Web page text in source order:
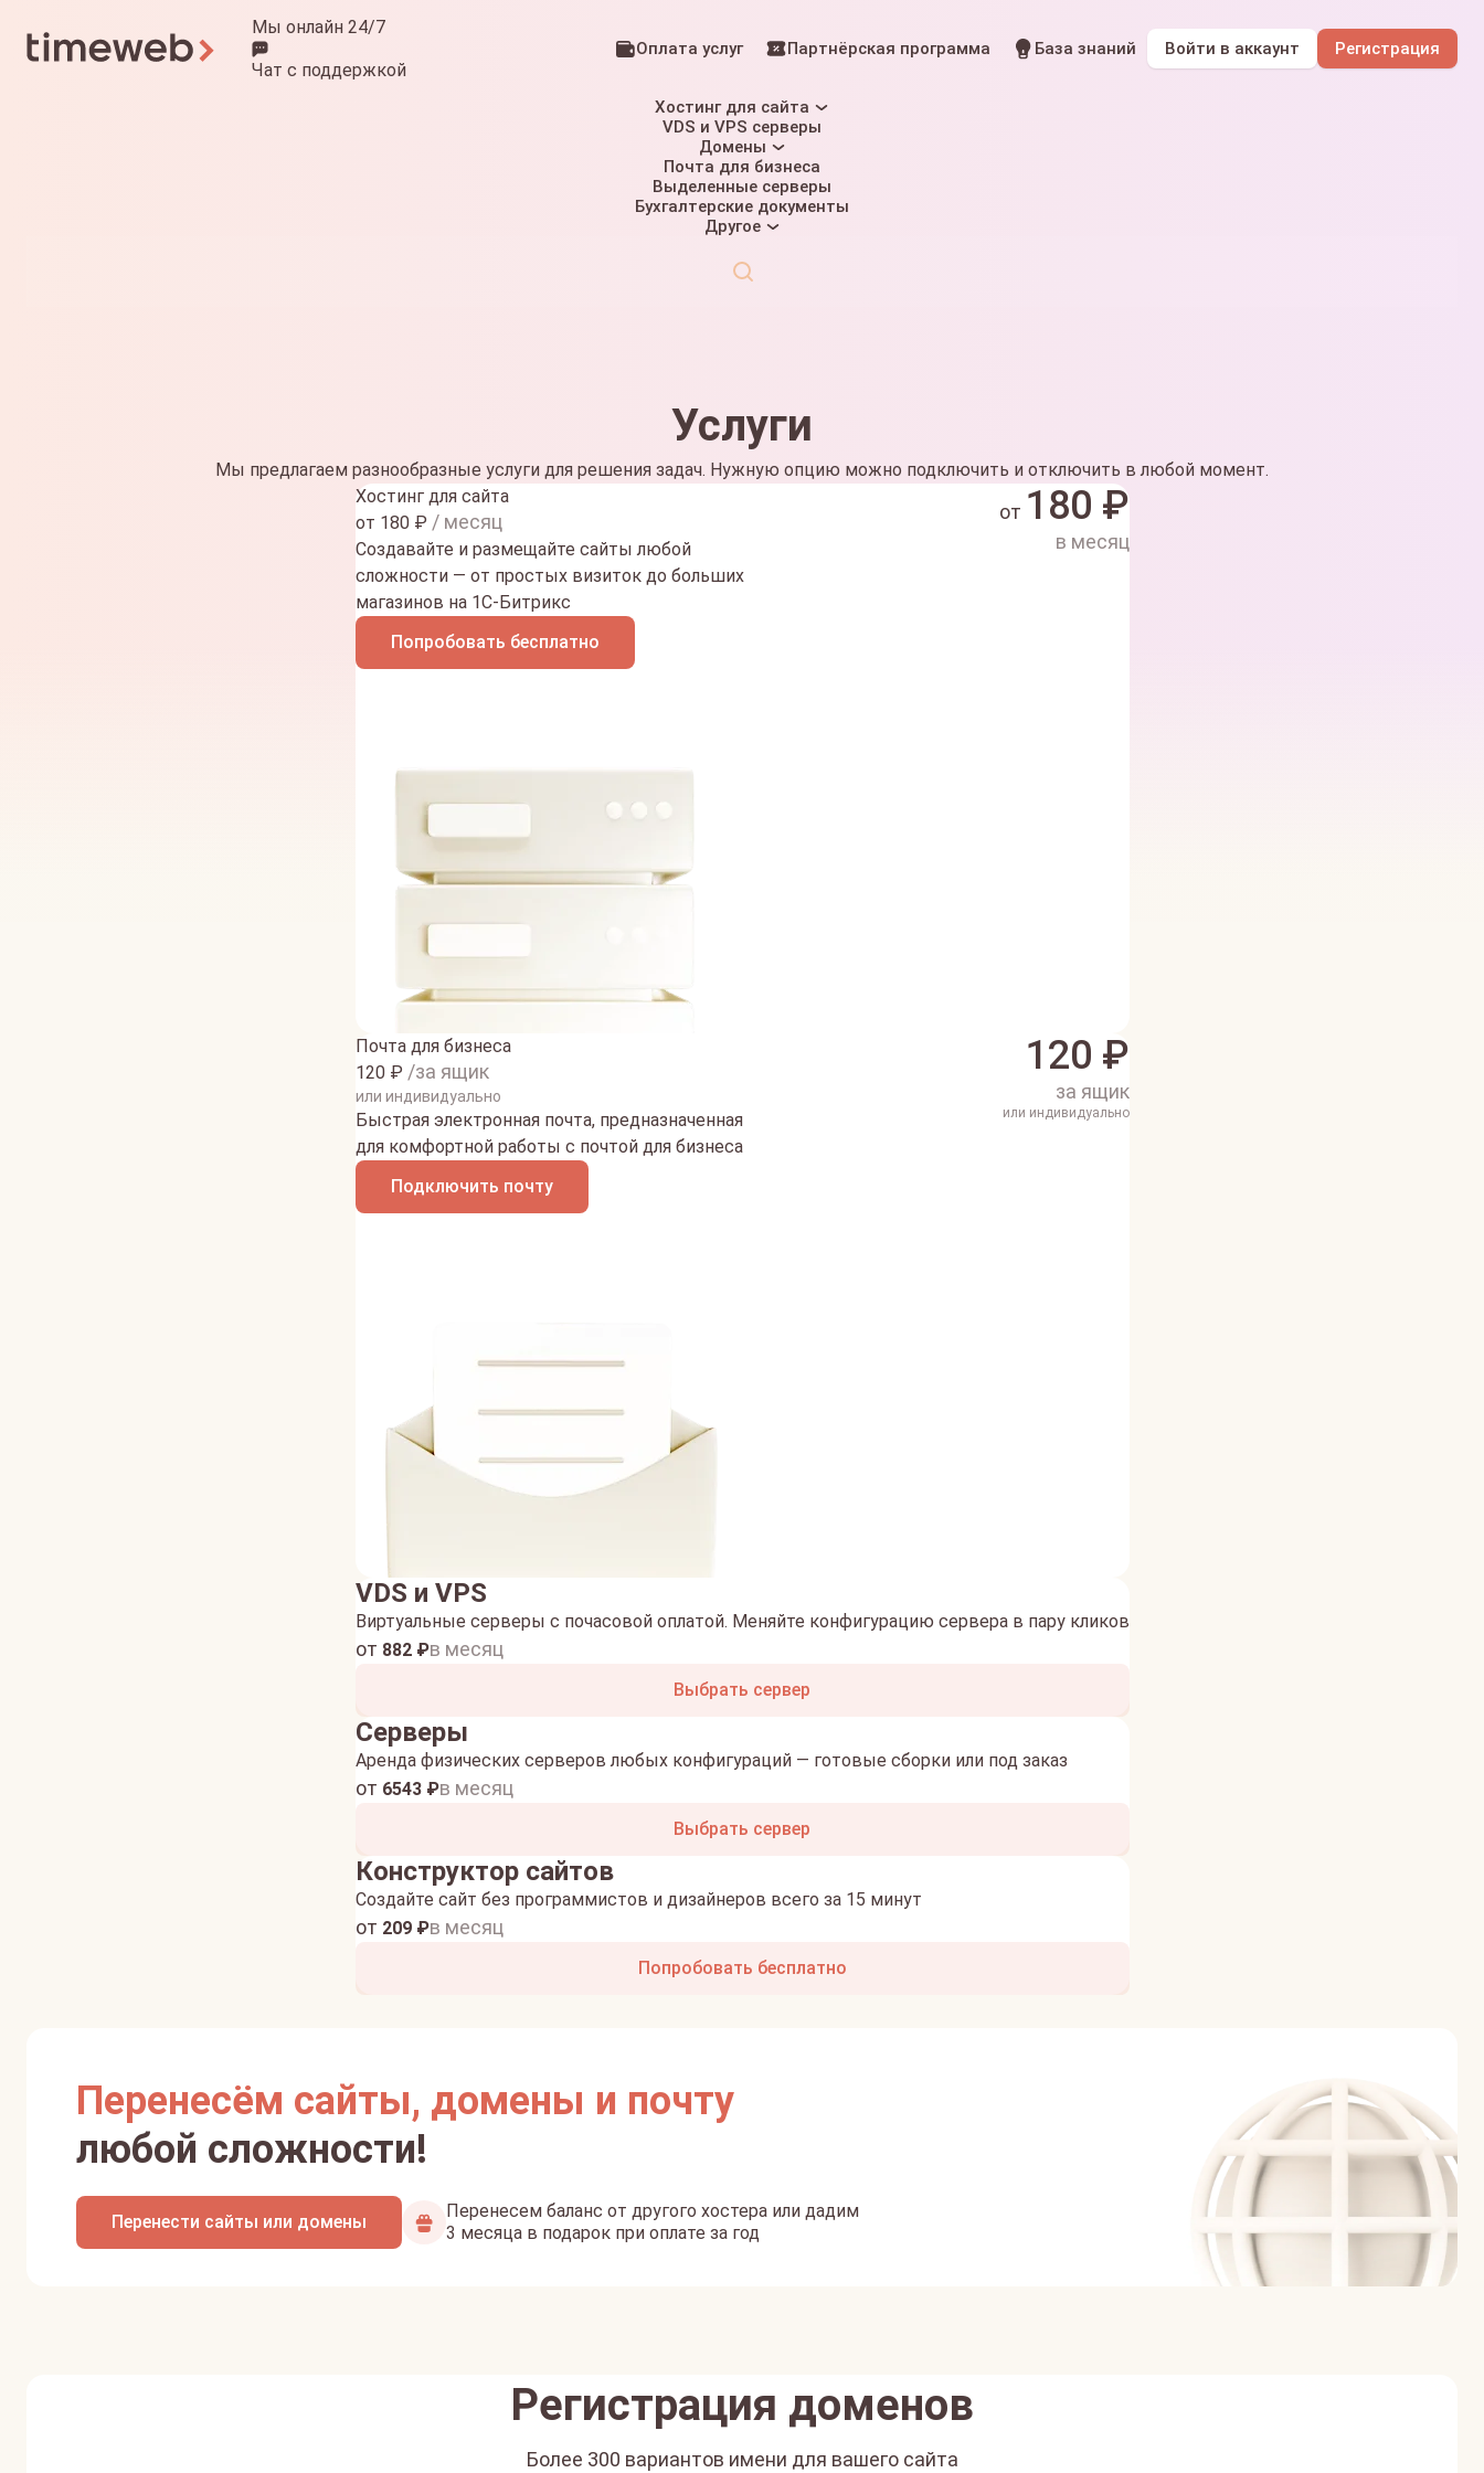
Мы онлайн 24/7
Чат с поддержкой
Оплата услуг Партнёрская программа База знаний Войти в аккаунт Регистрация
Хостинг для сайта
VDS и VPS серверы
Домены
Почта для бизнеса
Выделенные серверы
Бухгалтерские документы
Другое
Услуги
Мы предлагаем разнообразные услуги для решения задач. Нужную опцию можно подключить и отключить в любой момент.
Хостинг для сайта
от 180₽ / месяц
Создавайте и размещайте сайты любой
сложности — от простых визиток до больших
магазинов на 1С-Битрикс
Попробовать бесплатно
от 180 ₽
в месяц
Почта для бизнеса
120₽ /за ящик
или индивидуально
Быстрая электронная почта, предназначенная
для комфортной работы с почтой для бизнеса
Подключить почту
120 ₽
за ящик
или индивидуально
VDS и VPS
Виртуальные серверы с почасовой оплатой. Меняйте конфигурацию сервера в пару кликов
от 882₽в месяц
Выбрать сервер
Серверы
Аренда физических серверов любых конфигураций — готовые сборки или под заказ
от 6543₽в месяц
Выбрать сервер
Конструктор сайтов
Создайте сайт без программистов и дизайнеров всего за 15 минут
от 209₽в месяц
Попробовать бесплатно
Перенесём сайты, домены и почту
любой сложности!
Перенести сайты или домены
Перенесем баланс от другого хостера или дадим
3 месяца в подарок при оплате за год
Регистрация доменов
Более 300 вариантов имени для вашего сайта